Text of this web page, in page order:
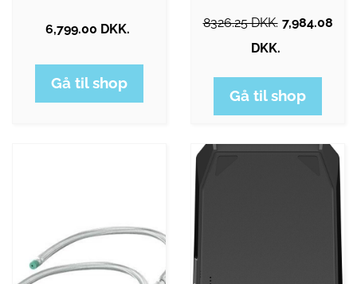
6,799.00 DKK.
Gå til shop
8326.25 DKK. 7,984.08
DKK.
Gå til shop